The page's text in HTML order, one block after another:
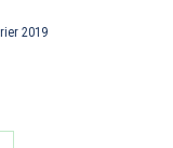
2019